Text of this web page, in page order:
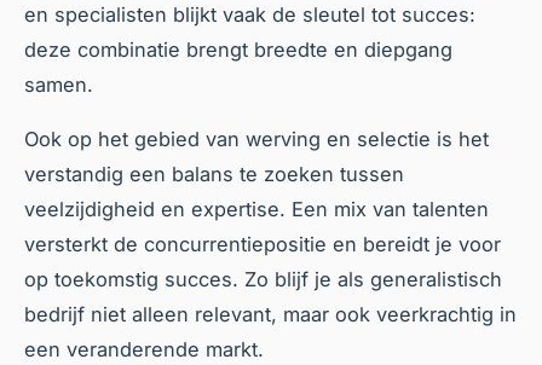
en specialisten blijkt vaak de sleutel tot succes:
deze combinatie brengt breedte en diepgang
samen.
Ook op het gebied van werving en selectie is het
verstandig een balans te zoeken tussen
veelzijdigheid en expertise. Een mix van talenten
versterkt de concurrentiepositie en bereidt je voor
op toekomstig succes. Zo blijf je als generalistisch
bedrijf niet alleen relevant, maar ook veerkrachtig in
een veranderende markt.